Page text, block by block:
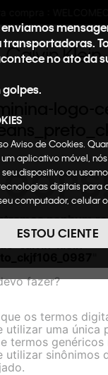
transportadoras.
no ato da
Aviso de Cookies.
um aplicativo móvel,
dispositivo ou
digitais para
computador, celular
quais cookies
como processamos
Quando
como sua
de comprar
informações
link.
ESTOU CIENTE
logo-
nenhum
feminina-logo-
calvin-klein-
fazer?
os termos
utilizar uma única
termos genéricos
utilizar sinônimos